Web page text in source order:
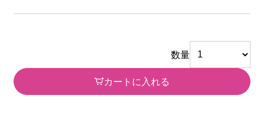
数量
カートに入れる